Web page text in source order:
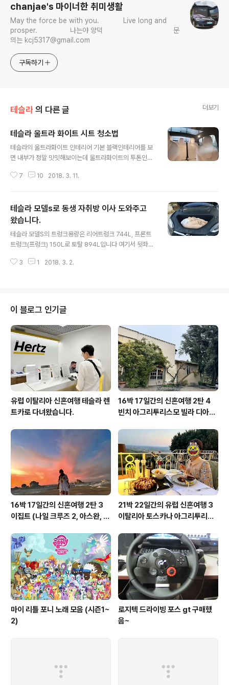
chanjae's 마이너한 취미생활
May the force be with you. Live long and
prosper. 나는야 양덕 문
의는 kcj5317@gmail.com
구독하기
테슬라 의 다른 글 더보기
테슬라 울트라 화이트 시트 청소법
테슬라의 울트라화이트 인테리어 기본 블랙인테리어를 보
면 내부가 정말 밋밋해보이는데 울트라화이트의 투톤인테
하시는 말씀들이 '멋지긴한데 감당이 안될 것 같다. 얼룩지
군요. 하지만 테슬라의 시트는 비건가죽시트죠. 폴리우레
탄으로 합성한 합성가죽(비닐)이기 때문에 청소하기 쉽고
때도 잘 안타고 관리해줄 필요도 없습니다. 게다가 이미 방
염코팅처리도 되어서 출고 되고 있구요. 간혹 인터넷을 보
면 화이트시트라고 걱정된다고 가죽코팅제로 코팅을 하시
던데.... 가죽이 아니고 합성수지인데.... 굳이 코팅을 하시네
7 10 2018. 3. 11.
테슬라 모델s로 동생 자취방 이사 도와주고
왔습니다.
테슬라 모델S의 트렁크용량은 리어트렁크 744L, 프론트
트렁크(프렁크) 150L로 토탈 894L입니다 여기서 뒷좌석
해서 사용할 수 있죠. 보통 SUV차량의 트렁크 용량이 50
겼는데 뒷좌석 폴딩하지 않고도 다 들어가네요. 뒷트렁크
에도 들어갈 것 같았지만 그냥 프렁크에 넣어봤습니다 ㅋ
드림케이스 택배박스가 사이즈가 딱 맞겠다 싶어서 드림케
이스 박스를 활용했습니다. ㅋ 짐실을때 차에 딱 맞게 들어
가니까 안들어가면 어쩌나 걱정하지 않아도 되고 좋았네요
ㅋㅋ 자취방 도착해서 펼쳐봤는데 짐이..
3 1 2018. 3. 2.
이 블로그 인기글
유럽 이탈리아 신혼여행 테슬라 렌
트카로 다녀왔습니다.
16박 17일간의 신혼여행 2탄 4
빈치 아그리투리스모 빌라 디아넬
16박 17일간의 신혼여행 2탄 3
이집트 (나일 크루즈 2, 아스완, 아
21박 22일간의 유럽 신혼여행 3
이탈리아 토스카나 아그리투리스
마이 리틀 포니 노래 모음 (시즌1~
2)
로지텍 드라이빙 포스 gt 구매했
음~